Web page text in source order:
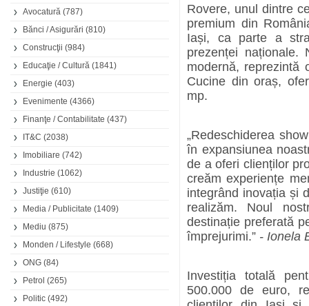
Avocatură (787)
Bănci / Asigurări (810)
Construcţii (984)
Educaţie / Cultură (1841)
Energie (403)
Evenimente (4366)
Finanţe / Contabilitate (437)
IT&C (2038)
Imobiliare (742)
Industrie (1062)
Justiţie (610)
Media / Publicitate (1409)
Mediu (875)
Monden / Lifestyle (668)
ONG (84)
Petrol (265)
Politic (492)
Rovere, unul dintre
premium din
Iași, ca parte a
prezenței naționale.
modernă, reprezintă
Cucine din oraș,
mp.
„Redeschiderea
în expansiunea
de a oferi clienților
creăm experiențe
integrând inovația și
realizăm. Noul
destinație preferată
împrejurimi.” - Ionela
Investiția totală
500.000 de euro,